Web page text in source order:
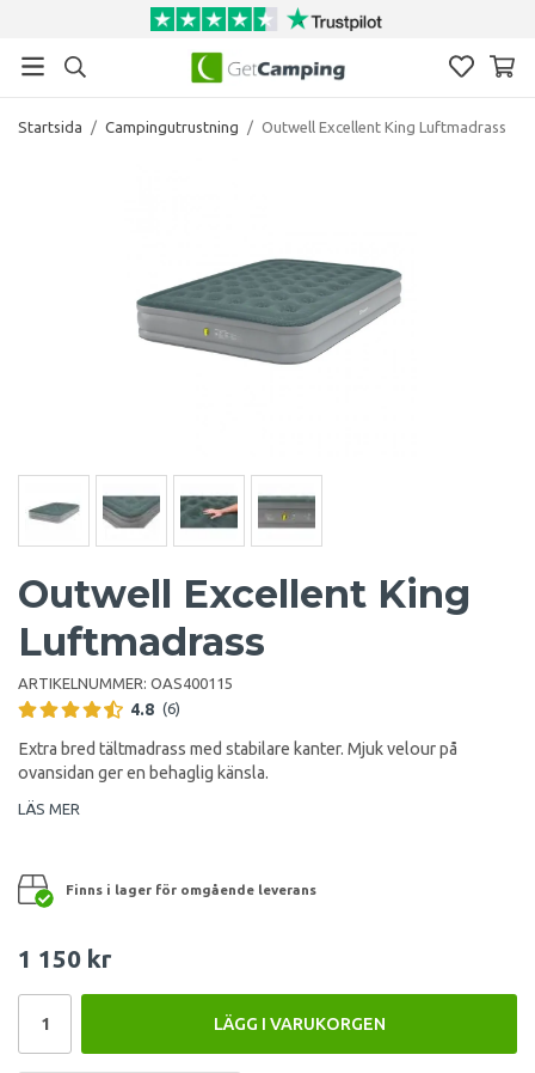
Startsida / Campingutrustning / Outwell Excellent King Luftmadrass
Outwell Excellent King
Luftmadrass
ARTIKELNUMMER: OAS400115
4.8 (6)
Extra bred tältmadrass med stabilare kanter. Mjuk velour på
ovansidan ger en behaglig känsla.
LÄS MER
Finns i lager för omgående leverans
1 150 kr
LÄGG I VARUKORGEN